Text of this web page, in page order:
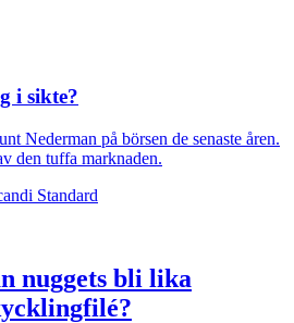
i sikte?
Nederman på börsen de senaste åren.
den tuffa marknaden.
Standard
nuggets bli lika